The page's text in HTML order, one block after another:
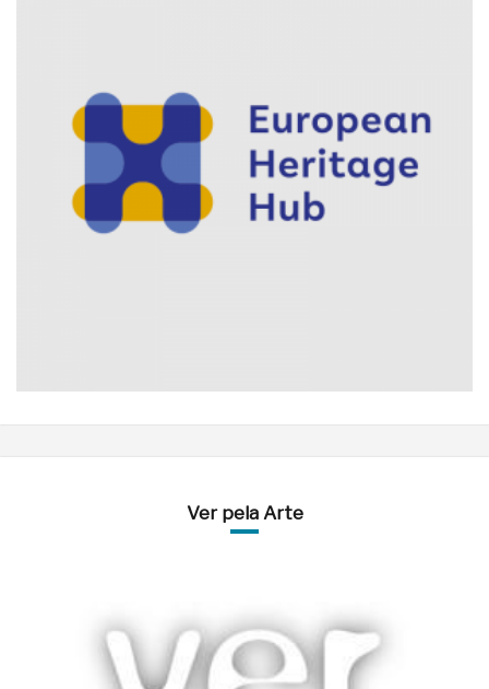
Ver pela Arte